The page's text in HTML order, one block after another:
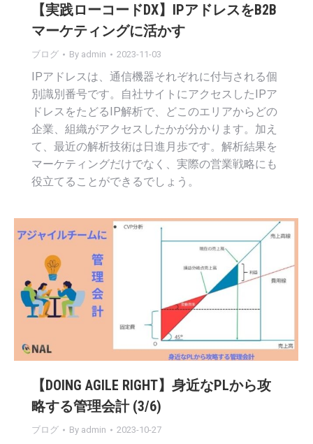
【実践ローコードDX】IPアドレスをB2B
マーケティングに活かす
ブログ By admin 2023-11-03
IPアドレスは、通信機器それぞれに付与される個
別識別番号です。自社サイトにアクセスしたIPア
ドレスをたどるIP解析で、どこのエリアからどの
企業、組織がアクセスしたかが分かります。加え
て、最近の解析技術は日進月歩です。解析結果を
マーケティングだけでなく、実際の営業戦略にも
役立てることができるでしょう。
【DOING AGILE RIGHT】身近なPLから攻
略する管理会計 (3/6)
ブログ By admin 2023-10-27